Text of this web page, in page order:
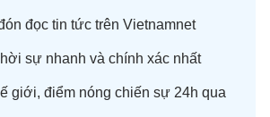
đọc tin tức trên Vietnamnet
sự nhanh và chính xác nhất
giới, điểm nóng chiến sự 24h qua